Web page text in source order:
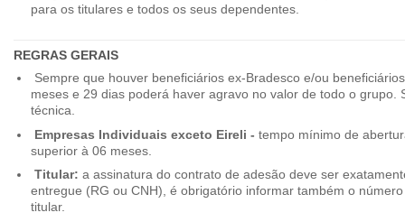
para os titulares e todos os seus dependentes.
REGRAS GERAIS
Sempre que houver beneficiários ex-Bradesco e/ou
meses e 29 dias poderá haver agravo no valor de todo o grupo.
técnica.
Empresas Individuais exceto Eireli - tempo mínimo de
superior à 06 meses.
Titular: a assinatura do contrato de adesão deve ser
entregue (RG ou CNH), é obrigatório informar também o
titular.